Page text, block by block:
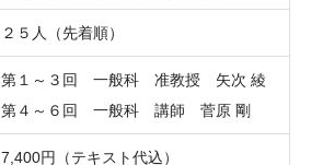
２５人（先着順）
第１～３回 一般科 准教授 矢次 綾
第４～６回 一般科 講師 菅原 剛
7,400円（テキスト代込）